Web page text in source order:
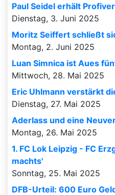
Paul Seidel erhält
Dienstag, 3. Juni 2025
Moritz Seiffert schließt
Montag, 2. Juni 2025
Luan Simnica ist Aues
Mittwoch, 28. Mai 2025
Eric Uhlmann verstärkt
Dienstag, 27. Mai 2025
Aderlass und eine
Montag, 26. Mai 2025
1. FC Lok Leipzig - FC
machts'
Sonntag, 25. Mai 2025
DFB-Urteil: 600 Euro